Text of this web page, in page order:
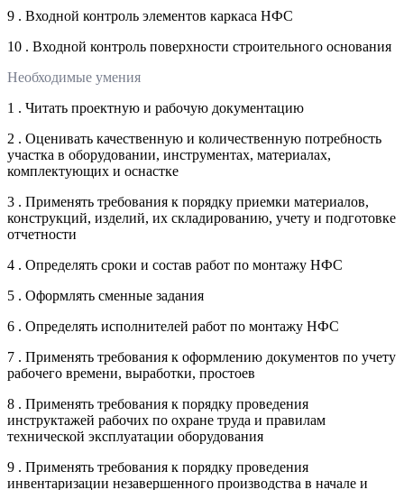
9 . Входной контроль элементов каркаса НФС
10 . Входной контроль поверхности строительного основания
Необходимые умения
1 . Читать проектную и рабочую документацию
2 . Оценивать качественную и количественную потребность
участка в оборудовании, инструментах, материалах,
комплектующих и оснастке
3 . Применять требования к порядку приемки материалов,
конструкций, изделий, их складированию, учету и подготовке
отчетности
4 . Определять сроки и состав работ по монтажу НФС
5 . Оформлять сменные задания
6 . Определять исполнителей работ по монтажу НФС
7 . Применять требования к оформлению документов по учету
рабочего времени, выработки, простоев
8 . Применять требования к порядку проведения
инструктажей рабочих по охране труда и правилам
технической эксплуатации оборудования
9 . Применять требования к порядку проведения
инвентаризации незавершенного производства в начале и